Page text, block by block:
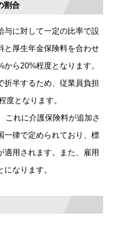
割合
与に対して一定の比率で設
と厚生年金保険料を合わせ
ら20%程度となります。
折半するため、従業員負担
度となります。
これに介護保険料が追加さ
一律で定められており、標
適用されます。また、雇用
なります。